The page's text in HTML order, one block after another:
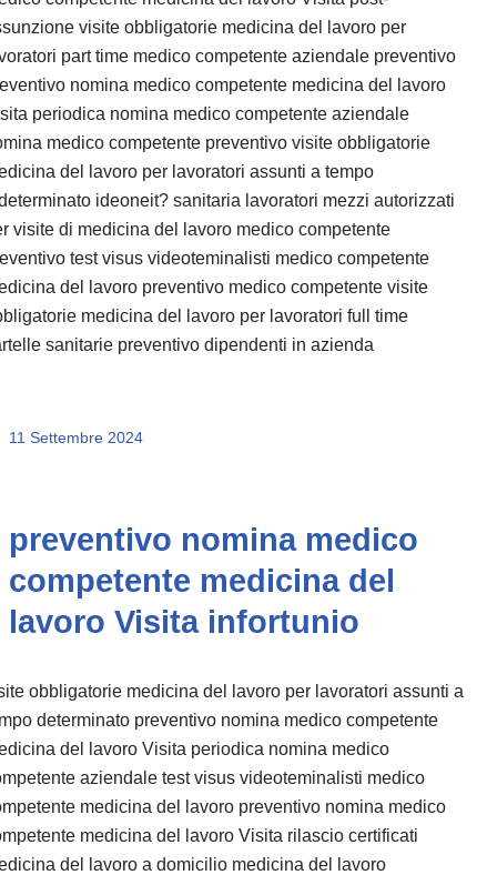
visite obbligatorie medicina del lavoro per
part time medico competente aziendale preventivo
nomina medico competente medicina del lavoro
periodica nomina medico competente aziendale
medico competente preventivo visite obbligatorie
del lavoro per lavoratori assunti a tempo
ideoneit? sanitaria lavoratori mezzi autorizzati
visite di medicina del lavoro medico competente
test visus videoteminalisti medico competente
del lavoro preventivo medico competente visite
medicina del lavoro per lavoratori full time
sanitarie preventivo dipendenti in azienda
11 Settembre 2024
preventivo nomina medico
competente medicina del
lavoro Visita infortunio
obbligatorie medicina del lavoro per lavoratori assunti a
determinato preventivo nomina medico competente
del lavoro Visita periodica nomina medico
aziendale test visus videoteminalisti medico
medicina del lavoro preventivo nomina medico
medicina del lavoro Visita rilascio certificati
del lavoro a domicilio medicina del lavoro